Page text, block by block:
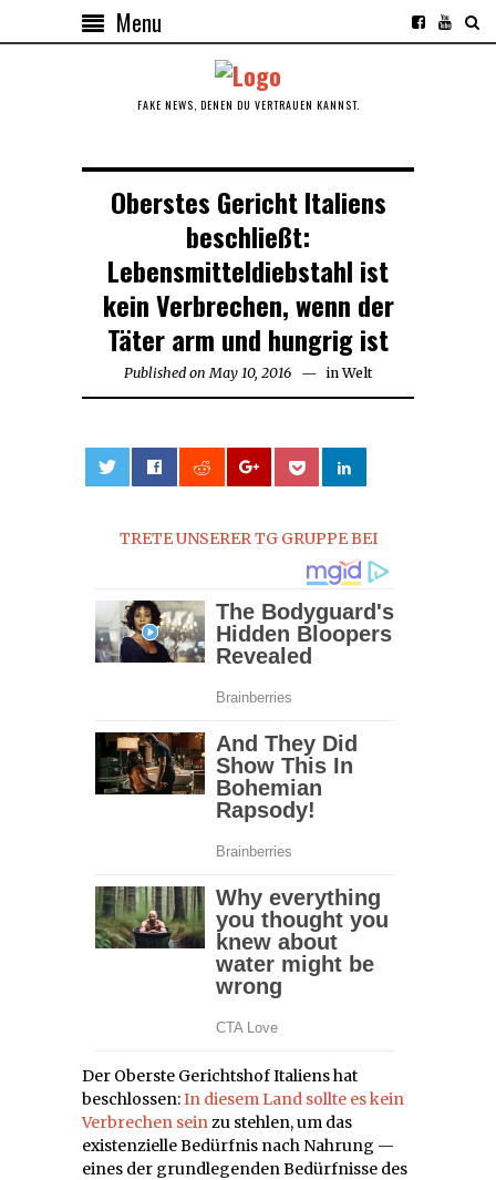
Menu
FAKE NEWS, DENEN DU VERTRAUEN KANNST.
Oberstes Gericht Italiens
beschließt:
Lebensmitteldiebstahl ist
kein Verbrechen, wenn der
Täter arm und hungrig ist
Published on May 10, 2016May in Welt
TRETE UNSERER TG GRUPPE BEI
Der Oberste Gerichtshof Italiens hat
beschlossen:In diesem Land sollte es kein
Verbrechen seinzu stehlen, um das
existenzielle Bedürfnis nach Nahrung —
eines der grundlegenden Bedürfnisse des